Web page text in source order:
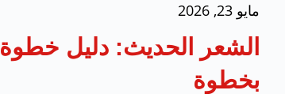
مايو 23, 2026
الشعر الحديث: دليل خطوة
بخطوة